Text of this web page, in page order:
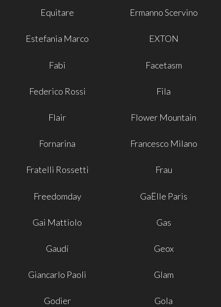
Equitare Ermanno Scervino
Estefania Marco EXTON
Fabi Facetasm
Federico Rossi Fila
Flair Flower Mountain
Fornarina Francesco Milano
Fratelli Rossetti Frau
Freedomday GaËlle Paris
Gai Mattiolo Gas
Gaudí Geox
Giancarlo Paoli Glam
Godier Gola